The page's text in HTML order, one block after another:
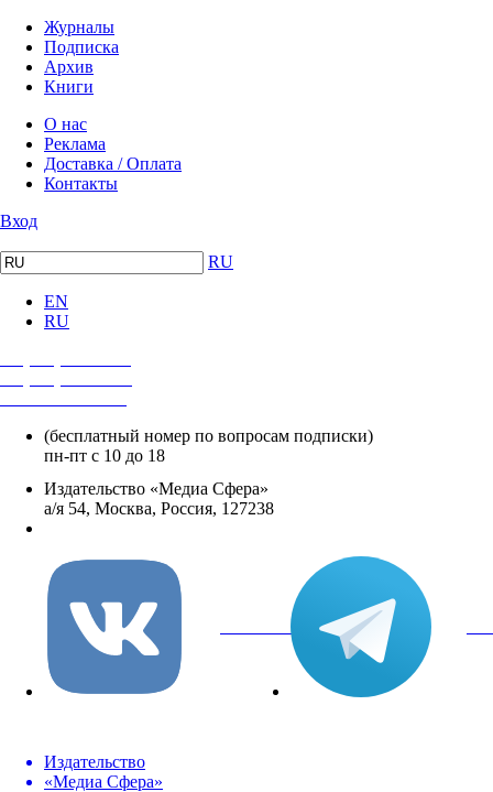
Журналы
Подписка
Архив
Книги
О нас
Реклама
Доставка / Оплата
Контакты
Вход
RU
EN
RU
(бесплатный номер по вопросам подписки)
пн-пт с 10 до 18
Издательство «Медиа Сфера»
а/я 54, Москва, Россия, 127238
вКонтакте
Издательство
«Медиа Сфера»